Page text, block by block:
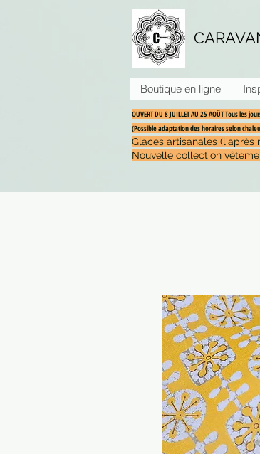
Boutique en ligne
OUVERT DU 8 JUILLET AU 25 AOÛT Tous
(Possible adaptation des horaires selon
Glaces artisanales (l'après
Nouvelle collection